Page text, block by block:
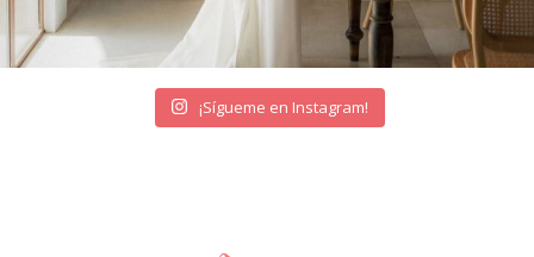
¡Sígueme en Instagram!